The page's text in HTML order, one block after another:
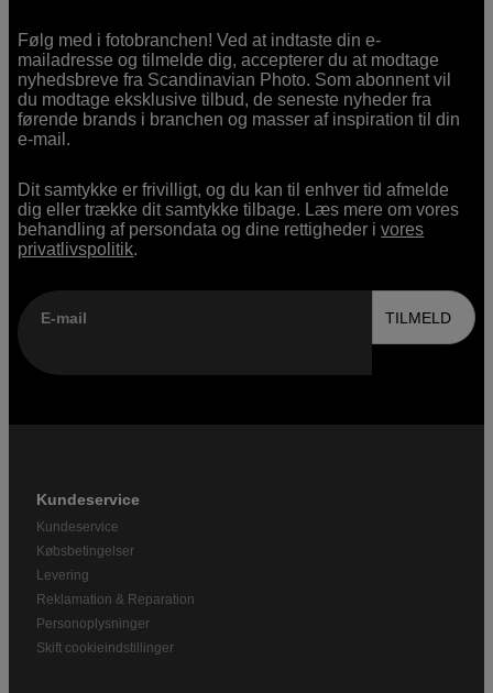
Følg med i fotobranchen! Ved at indtaste din e-
mailadresse og tilmelde dig, accepterer du at modtage
nyhedsbreve fra Scandinavian Photo. Som abonnent vil
du modtage eksklusive tilbud, de seneste nyheder fra
førende brands i branchen og masser af inspiration til din
e-mail.
Dit samtykke er frivilligt, og du kan til enhver tid afmelde
dig eller trække dit samtykke tilbage. Læs mere om vores
behandling af persondata og dine rettigheder ivores
privatlivspolitik.
E-mail TILMELD
Kundeservice
Kundeservice
Købsbetingelser
Levering
Reklamation & Reparation
Personoplysninger
Skift cookieindstillinger